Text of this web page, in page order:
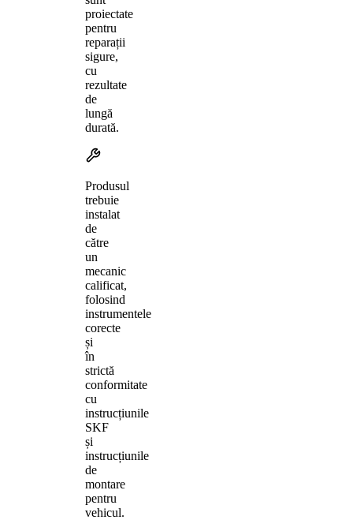
proiectate
pentru
reparații
sigure,
cu
rezultate
de
lungă
durată.
Produsul
trebuie
instalat
de
către
un
mecanic
calificat,
folosind
instrumentele
corecte
și
în
strictă
conformitate
cu
instrucțiunile
SKF
și
instrucțiunile
de
montare
pentru
vehicul.